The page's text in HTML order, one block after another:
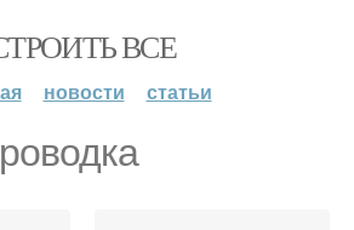
ВСЕ
новости статьи